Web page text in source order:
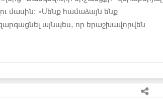
մասին: «Մենք համաձայն ենք
այնպես, որ երաշխավորվեն